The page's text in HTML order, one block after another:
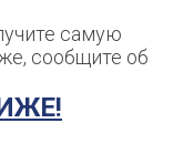
самую
сообщите об